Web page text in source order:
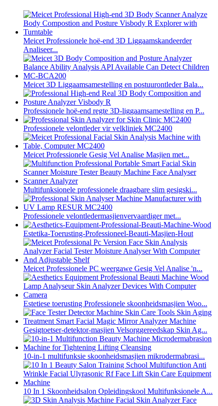
Meicet Professionele hoë-end 3D Liggaamskandeerder
Analiseer...
Meicet 3D Liggaamsamestelling en postuurontleder Bala...
Professionele hoë-end regte 3D-liggaamsamestelling en P...
Professionele velontleder vir velkliniek MC2400
Meicet Professionele Gesig Vel Analise Masjien met...
Multifunksionele professionele draagbare slim gesigski...
Professionele velontledermasjienvervaardiger met...
Estetika-Toerusting-Professioneel-Beauti-Masjien-Hout
Meicet Professionele PC weergawe Gesig Vel Analise 'n...
Estetiese toerusting Professionele skoonheidsmasjien Woo...
Gesigtoetser-detektor-masjien Velsorggereedskap Skin Ag...
10-in-1 multifunksie skoonheidsmasjien mikrodermabrasi...
10 In 1 Skoonheidsalon Opleidingskool Multifunksionele A...